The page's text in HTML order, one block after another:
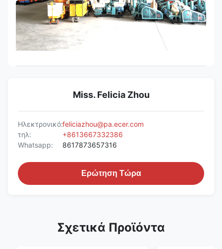
Miss. Felicia Zhou
Ηλεκτρονικό:feliciazhou@pa.ecer.com
τηλ:
+8613667332386
Whatsapp:
8617873657316
Ερώτηση Τώρα
Σχετικά Προϊόντα